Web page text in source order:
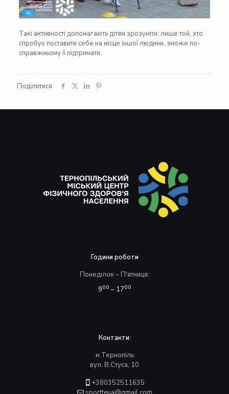
Такі активності допомагають дітям зрозуміти: лише той, хто
спробує поставити себе на місце іншої людини, зможе по-
справжньому її підтримати.
Поділитися
Години роботи
Понеділок – П'ятниця:
900 – 1700
Контакти:
м.Тернопіль
вул. В.Стуса, 10
+380352511635